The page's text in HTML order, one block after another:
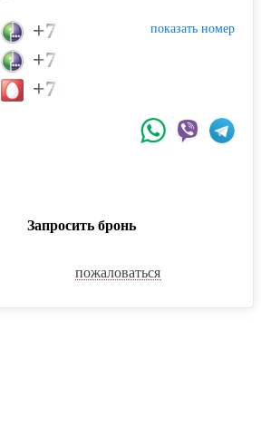
показать номер
+7 (927) 200-38-28
+7 (995) 627-27-77
+7 (987) 434-85-85
Запросить бронь
пожаловаться